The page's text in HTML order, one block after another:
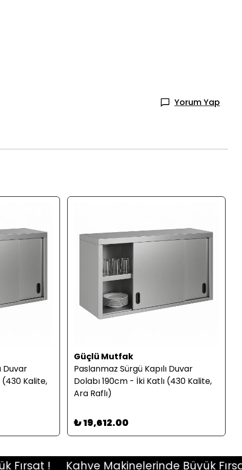
Yorum Yap
Duvar
(430 Kalite,
Güçlü Mutfak
Paslanmaz Sürgü Kapılı Duvar
Dolabı 190cm - İki Katlı (430 Kalite,
Ara Raflı)
₺ 19,612.00
! Kahve Makinelerinde Büyük Fırsat !